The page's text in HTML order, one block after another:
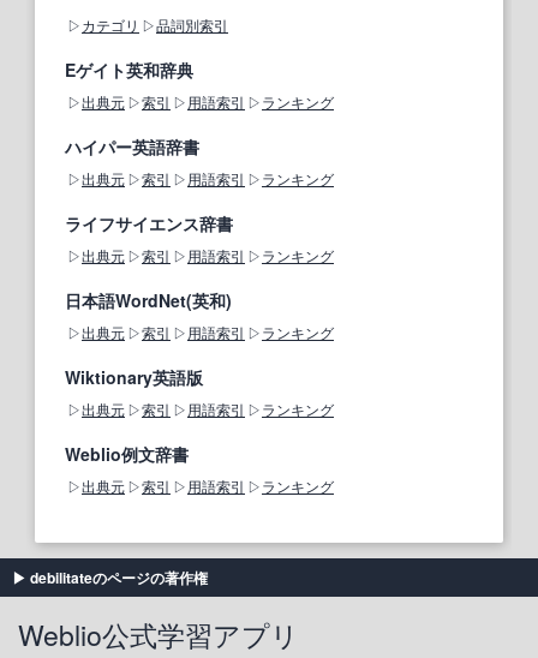
カテゴリ
品詞別索引
Eゲイト英和辞典
出典元 索引 用語索引 ランキング
ハイパー英語辞書
出典元 索引 用語索引 ランキング
ライフサイエンス辞書
出典元 索引 用語索引 ランキング
日本語WordNet(英和)
出典元 索引 用語索引 ランキング
Wiktionary英語版
出典元 索引 用語索引 ランキング
Weblio例文辞書
出典元 索引 用語索引 ランキング
debilitateのページの著作権
Weblio公式学習アプリ